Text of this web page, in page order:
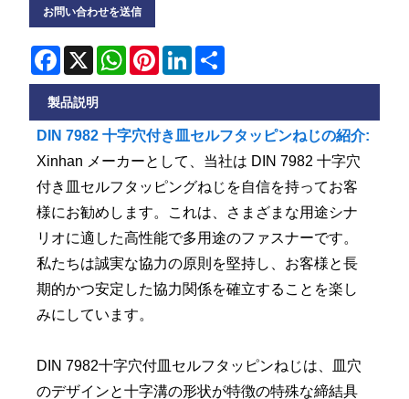
お問い合わせを送信
Facebook
X WhatsApp
PinterestLinkedIn
製品説明
DIN 7982 十字穴付き皿セルフタッピンねじの紹介:
Xinhan メーカーとして、当社は DIN 7982 十字穴
付き皿セルフタッピングねじを自信を持ってお客
様にお勧めします。これは、さまざまな用途シナ
リオに適した高性能で多用途のファスナーです。
私たちは誠実な協力の原則を堅持し、お客様と長
期的かつ安定した協力関係を確立することを楽し
みにしています。
DIN 7982十字穴付皿セルフタッピンねじは、皿穴
のデザインと十字溝の形状が特徴の特殊な締結具